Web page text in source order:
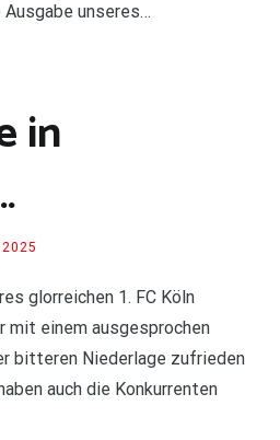
unseres…
in
glorreichen 1. FC Köln
mit einem ausgesprochen
bitteren Niederlage zufrieden
auch die Konkurrenten